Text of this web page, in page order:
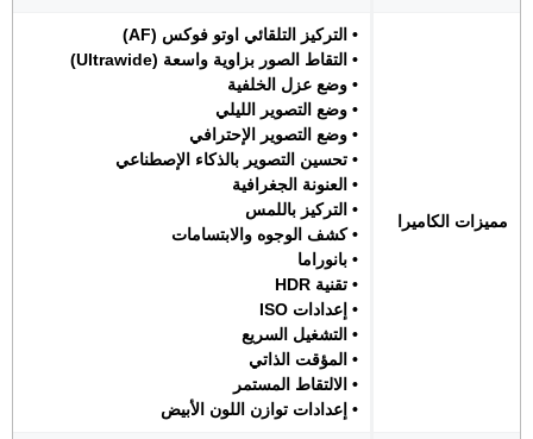
مميزات الكاميرا
• التركيز التلقائي اوتو فوكس (AF)
• التقاط الصور بزاوية واسعة (Ultrawide)
• وضع عزل الخلفية
• وضع التصوير الليلي
• وضع التصوير الإحترافي
• تحسين التصوير بالذكاء الإصطناعي
• العنونة الجغرافية
• التركيز باللمس
• كشف الوجوه والابتسامات
• بانوراما
• تقنية HDR
• إعدادات ISO
• التشغيل السريع
• المؤقت الذاتي
• الالتقاط المستمر
• إعدادات توازن اللون الأبيض